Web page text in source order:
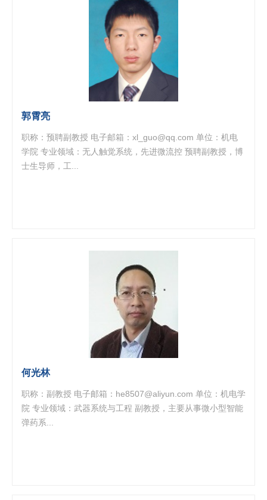
郭霄亮
职称：预聘副教授 电子邮箱：xl_guo@qq.com 单位：机电
学院 专业领域：无人触觉系统，先进微流控 预聘副教授，博
士生导师，工...
何光林
职称：副教授 电子邮箱：he8507@aliyun.com 单位：机电学
院 专业领域：武器系统与工程 副教授，主要从事微小型智能
弹药系...